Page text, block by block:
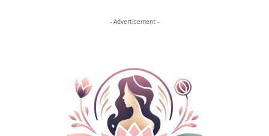
- Advertisement -